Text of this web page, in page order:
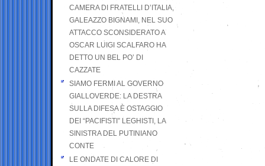
CAMERA DI FRATELLI D’ITALIA,
GALEAZZO BIGNAMI, NEL SUO
ATTACCO SCONSIDERATO A
OSCAR LUIGI SCALFARO HA
DETTO UN BEL PO’ DI
CAZZATE
SIAMO FERMI AL GOVERNO
GIALLOVERDE: LA DESTRA
SULLA DIFESA È OSTAGGIO
DEI “PACIFISTI” LEGHISTI, LA
SINISTRA DEL PUTINIANO
CONTE
LE ONDATE DI CALORE DI